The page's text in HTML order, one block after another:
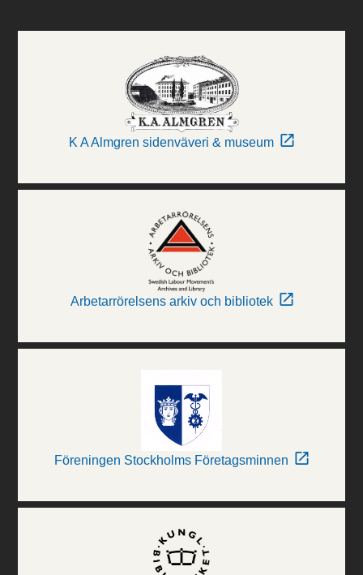
K A Almgren sidenväveri & museum
Arbetarrörelsens arkiv och bibliotek
Föreningen Stockholms Företagsminnen